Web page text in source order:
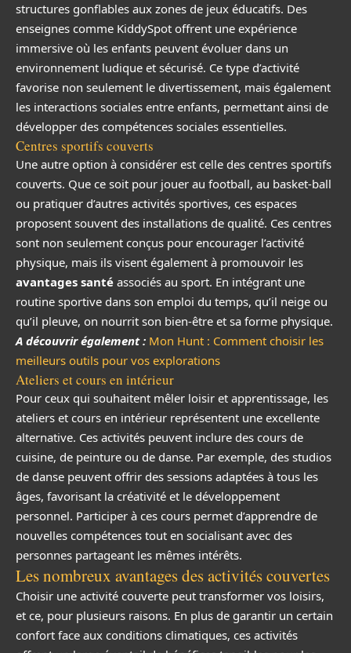
structures gonflables aux zones de jeux éducatifs. Des
enseignes comme KiddySpot offrent une expérience
immersive où les enfants peuvent évoluer dans un
environnement ludique et sécurisé. Ce type d’activité
favorise non seulement le divertissement, mais également
les interactions sociales entre enfants, permettant ainsi de
développer des compétences sociales essentielles.
Centres sportifs couverts
Une autre option à considérer est celle des centres sportifs
couverts. Que ce soit pour jouer au football, au basket-ball
ou pratiquer d’autres activités sportives, ces espaces
proposent souvent des installations de qualité. Ces centres
sont non seulement conçus pour encourager l’activité
physique, mais ils visent également à promouvoir les
avantages santé associés au sport. En intégrant une
routine sportive dans son emploi du temps, qu’il neige ou
qu’il pleuve, on nourrit son bien-être et sa forme physique.
A découvrir également : Mon Hunt : Comment choisir les
meilleurs outils pour vos explorations
Ateliers et cours en intérieur
Pour ceux qui souhaitent mêler loisir et apprentissage, les
ateliers et cours en intérieur représentent une excellente
alternative. Ces activités peuvent inclure des cours de
cuisine, de peinture ou de danse. Par exemple, des studios
de danse peuvent offrir des sessions adaptées à tous les
âges, favorisant la créativité et le développement
personnel. Participer à ces cours permet d’apprendre de
nouvelles compétences tout en socialisant avec des
personnes partageant les mêmes intérêts.
Les nombreux avantages des activités couvertes
Choisir une activité couverte peut transformer vos loisirs,
et ce, pour plusieurs raisons. En plus de garantir un certain
confort face aux conditions climatiques, ces activités